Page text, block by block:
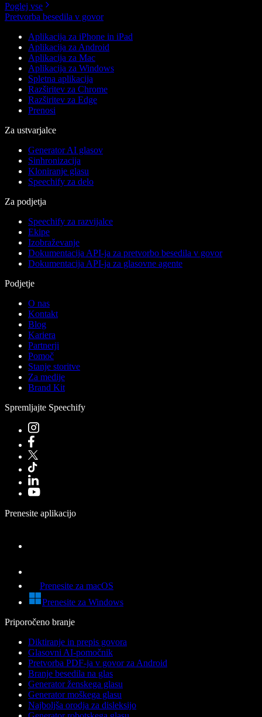
Poglej vse
Pretvorba besedila v govor
Aplikacija za iPhone in iPad
Aplikacija za Android
Aplikacija za Mac
Aplikacija za Windows
Spletna aplikacija
Razširitev za Chrome
Razširitev za Edge
Prenosi
Za ustvarjalce
Generator AI glasov
Sinhronizacija
Kloniranje glasu
Speechify za delo
Za podjetja
Speechify za razvijalce
Ekipe
Izobraževanje
Dokumentacija API-ja za pretvorbo besedila v govor
Dokumentacija API-ja za glasovne agente
Podjetje
O nas
Kontakt
Blog
Kariera
Partnerji
Pomoč
Stanje storitve
Za medije
Brand Kit
Spremljajte Speechify
Prenesite aplikacijo
Prenesite za macOS
Prenesite za Windows
Priporočeno branje
Diktiranje in prepis govora
Glasovni AI-pomočnik
Pretvorba PDF-ja v govor za Android
Branje besedila na glas
Generator ženskega glasu
Generator moškega glasu
Najboljša orodja za disleksijo